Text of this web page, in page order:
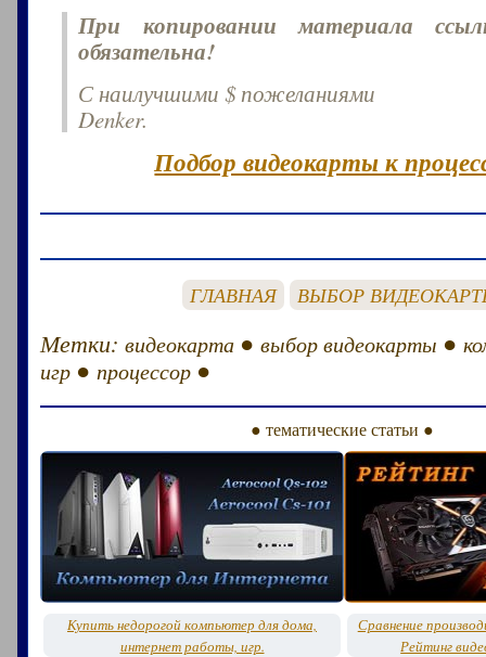
При копировании материала
обязательна!
С наилучшими $ пожеланиями
Denker.
Подбор видеокарты к
ГЛАВНАЯ ВЫБОР
Метки:видеокарта ●выбор видеокарты ●
игр ● процессор ●
● тематические статьи ●
Купить недорогой компьютер для дома,
интернет работы, игр.
Сравнение
Рейтинг